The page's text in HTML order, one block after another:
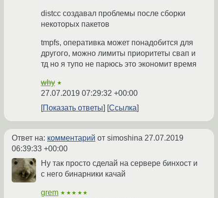
distcc создавал проблемы после сборки
некоторых пакетов
tmpfs, оперативка может понадобится для
другого, можно лимиты приоритеты свап и
тд но я тупо не парюсь это экономит время
why ★
27.07.2019 07:29:32 +00:00
Показать ответы
Ссылка
Ответ на: комментарий от simoshina 27.07.2019
06:39:33 +00:00
Ну так просто сделай на сервере бинхост и
с него бинарники качай
grem ★★★★★